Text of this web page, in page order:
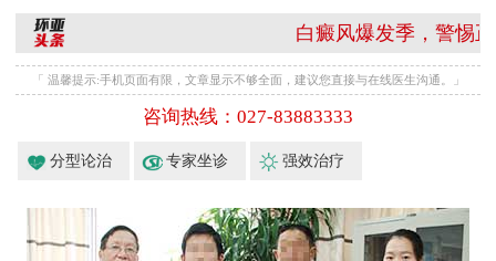
白癜风爆发季，警惕正中“夏”怀
「 温馨提示:手机页面有限，文章显示不够全面，建议您直接与在线医生沟通。」
咨询热线：027-83883333
分型论治 专家坐诊 强效治疗